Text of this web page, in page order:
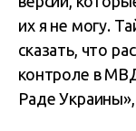
их я не могу.
сказать, что
контроле в
Раде